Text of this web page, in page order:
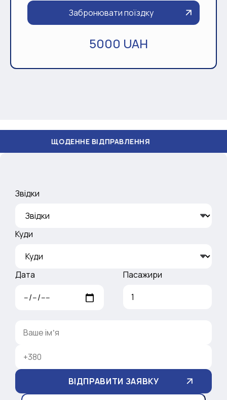
Забронювати поїздку
5000 UAH
ВІДПРАВЛЕННЯ
Звідки
Куди
Дата Пасажири